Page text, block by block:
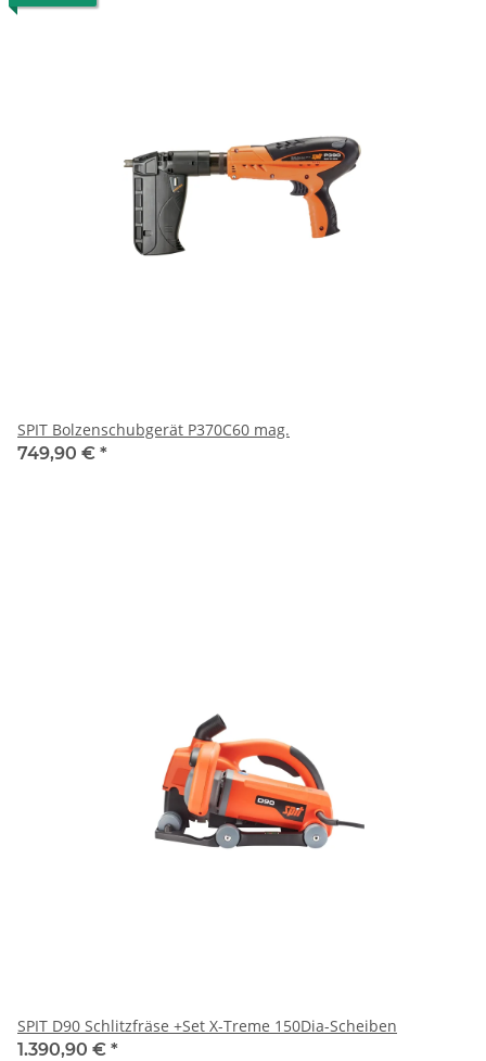
SPIT Bolzenschubgerät P370C60 mag.
749,90 € *
SPIT D90 Schlitzfräse +Set X-Treme 150Dia-Scheiben
1.390,90 € *